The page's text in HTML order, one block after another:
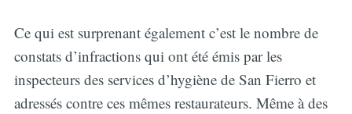
Ce qui est surprenant également c’est le nombre de
constats d’infractions qui ont été émis par les
inspecteurs des services d’hygiène de San Fierro et
adressés contre ces mêmes restaurateurs. Même à des